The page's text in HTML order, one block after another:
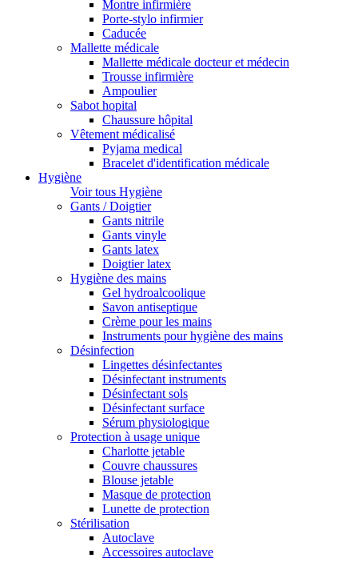
Montre infirmière
Porte-stylo infirmier
Caducée
Mallette médicale
Mallette médicale docteur et médecin
Trousse infirmière
Ampoulier
Sabot hopital
Chaussure hôpital
Vêtement médicalisé
Pyjama medical
Bracelet d'identification médicale
Hygiène
Voir tous Hygiène
Gants / Doigtier
Gants nitrile
Gants vinyle
Gants latex
Doigtier latex
Hygiène des mains
Gel hydroalcoolique
Savon antiseptique
Crème pour les mains
Instruments pour hygiène des mains
Désinfection
Lingettes désinfectantes
Désinfectant instruments
Désinfectant sols
Désinfectant surface
Sérum physiologique
Protection à usage unique
Charlotte jetable
Couvre chaussures
Blouse jetable
Masque de protection
Lunette de protection
Stérilisation
Autoclave
Accessoires autoclave